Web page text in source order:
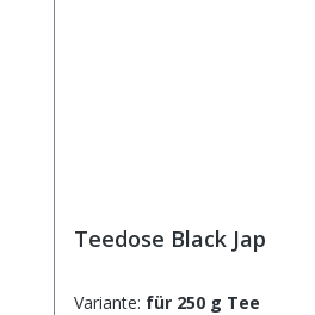
Teedose Black Jap
Variante: für 250 g Tee